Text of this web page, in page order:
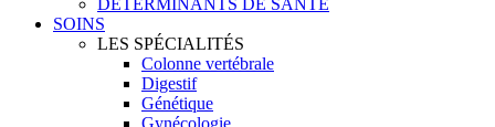
DÉTERMINANTS DE SANTÉ
SOINS
LES SPÉCIALITÉS
Colonne vertébrale
Digestif
Génétique
Gynécologie